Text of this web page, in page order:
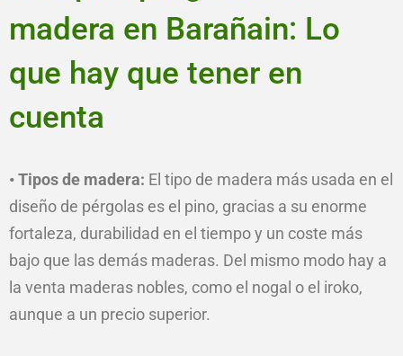
madera en Barañain: Lo
que hay que tener en
cuenta
• Tipos de madera: El tipo de madera más usada en el
diseño de pérgolas es el pino, gracias a su enorme
fortaleza, durabilidad en el tiempo y un coste más
bajo que las demás maderas. Del mismo modo hay a
la venta maderas nobles, como el nogal o el iroko,
aunque a un precio superior.